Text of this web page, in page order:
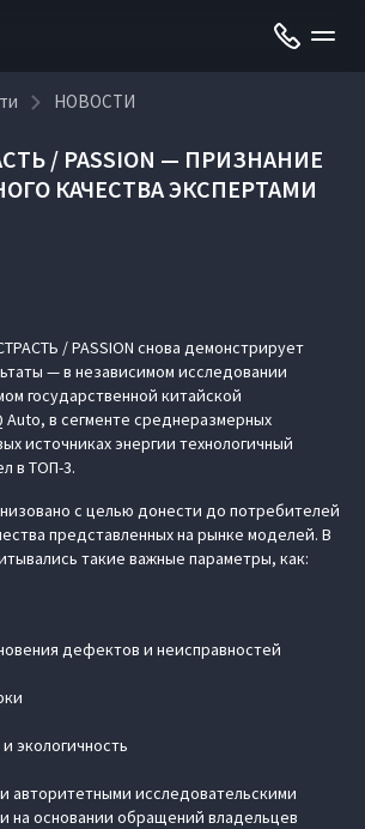
НОВОСТИ
/ PASSION — ПРИЗНАНИЕ
КАЧЕСТВА ЭКСПЕРТАМИ
/ PASSION снова демонстрирует
— в независимом исследовании
государственной китайской
Auto, в сегменте среднеразмерных
источниках энергии технологичный
в ТОП-3.
с целью донести до потребителей
представленных на рынке моделей. В
такие важные параметры, как:
дефектов и неисправностей
экологичность
авторитетными исследовательскими
на основании обращений владельцев